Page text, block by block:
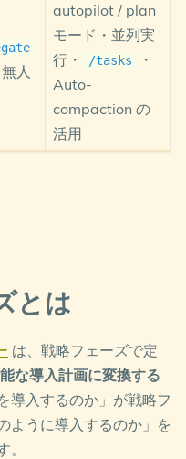
人
autopilot / plan
モード・並列実
行・
/tasks
・
Auto-
compaction の
活用
とは
は、戦略フェーズで定
な導入計画に変換する
導入するのか」が戦略フ
ように導入するのか」を